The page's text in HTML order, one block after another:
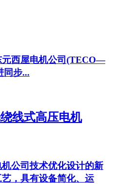
元西屋电机公司(TECO—
同步...
线式高压电机
公司技术优化设计的新
，具有设备简化、运